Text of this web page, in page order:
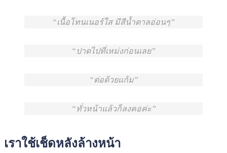
เนื้อโทนเนอร์ใส มีสีน้ำตาลอ่อนๆ
ปาดไปที่เหม่งก่อนเลย
ต่อด้วยแก้ม
ทั่วหน้าแล้วก็ลงคอค่ะ
เราใช้เช็ดหลังล้างหน้า